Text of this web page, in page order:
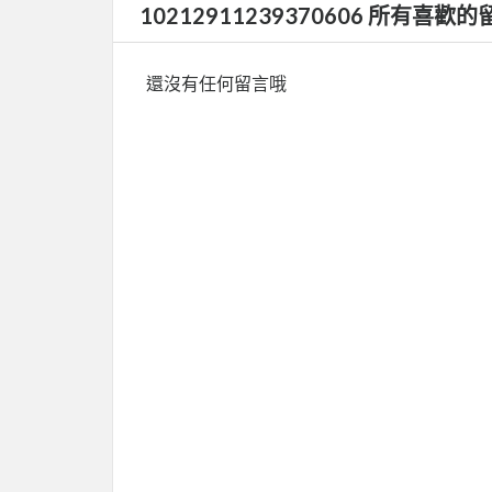
10212911239370606 所有喜歡的
還沒有任何留言哦